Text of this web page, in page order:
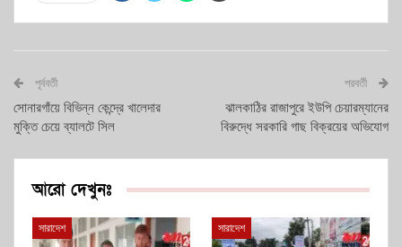
পূর্ববর্তী
সোনারগাঁয়ে বিভিন্ন কেন্দ্রে খালেদার
মুক্তি চেয়ে ব্যালটে সিল
পরবর্তী
ঝালকাঠির রাজাপুরে ইউপি চেয়ারম্যানের
বিরুদ্ধে সরকারি গাছ বিক্রয়ের অভিযোগ
আরো দেখুনঃ
সারাদেশ সারাদেশ